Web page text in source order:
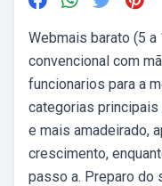
Webmais barato (5 a
convencional com
funcionarios para a
categorias principais
e mais amadeirado,
crescimento,
passo a. Preparo do